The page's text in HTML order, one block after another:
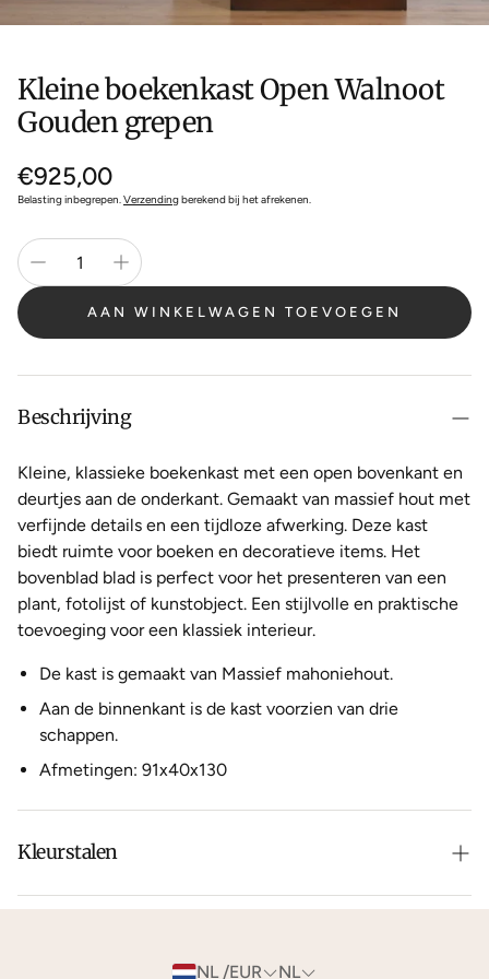
Kleine boekenkast Open Walnoot
Gouden grepen
Normale
prijs
€925,00
Belasting inbegrepen.Verzendingberekend bij het afrekenen.
AAN WINKELWAGEN TOEVOEGEN
Beschrijving
Kleine, klassieke boekenkast met een open bovenkant en
deurtjes aan de onderkant. Gemaakt van massief hout met
verfijnde details en een tijdloze afwerking. Deze kast
biedt ruimte voor boeken en decoratieve items. Het
bovenblad blad is perfect voor het presenteren van een
plant, fotolijst of kunstobject. Een stijlvolle en praktische
toevoeging voor een klassiek interieur.
De kast is gemaakt van Massief mahoniehout.
Aan de binnenkant is de kast voorzien van drie
schappen.
Afmetingen: 91x40x130
Kleurstalen
Is de leer of hout kleur net niet zoals je het in gedachten
NL /EUR NL